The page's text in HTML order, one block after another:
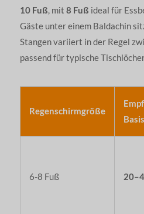
10 Fuß, mit 8 Fuß ideal für
Gäste unter einem Baldachin
Stangen variiert in der Regel
passend für typische
Regenschirmgröße
6-8 Fuß